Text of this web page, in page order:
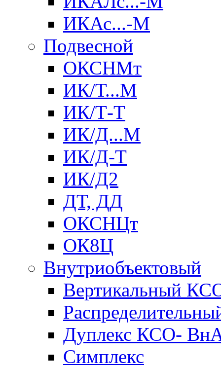
ИКАс...-М
Подвесной
ОКСНМт
ИК/Т...М
ИК/Т-Т
ИК/Д...М
ИК/Д-Т
ИК/Д2
ДТ, ДД
ОКСНЦт
ОК8Ц
Внутриобъектовый
Вертикальный
Дуплекс КСО-
Симплекс